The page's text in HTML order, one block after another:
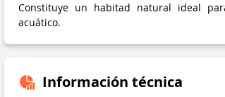
Constituye un habitad natural ideal
acuático.
Información técnica